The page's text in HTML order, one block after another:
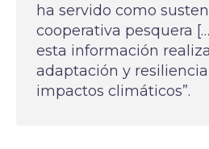
ha servido como
cooperativa pesquera
esta información
adaptación y
impactos climáticos”.